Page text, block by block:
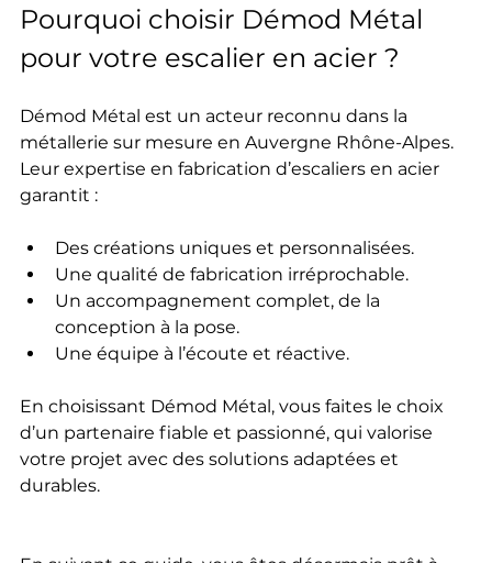
Pourquoi choisir Démod Métal
pour votre escalier en acier ?
Démod Métal est un acteur reconnu dans la
métallerie sur mesure en Auvergne Rhône-Alpes.
Leur expertise en fabrication d’escaliers en acier
garantit :
Des créations uniques et personnalisées.
Une qualité de fabrication irréprochable.
Un accompagnement complet, de la
conception à la pose.
Une équipe à l’écoute et réactive.
En choisissant Démod Métal, vous faites le choix
d’un partenaire fiable et passionné, qui valorise
votre projet avec des solutions adaptées et
durables.